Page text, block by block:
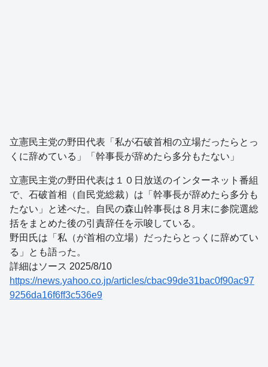
立憲民主党の野田代表「私が石破首相の立場だったらとっ
くに辞めている」「幹事長が辞めたら多分もたない」
立憲民主党の野田代表は１０日放送のインターネット番組
で、石破首相（自民党総裁）は「幹事長が辞めたら多分も
たない」と述べた。自民の森山幹事長は８月末に参院選総
括をまとめた後の引責辞任を示唆している。
野田氏は「私（が首相の立場）だったらとっくに辞めてい
る」とも語った。
詳細はソース 2025/8/10
https://news.yahoo.co.jp/articles/cbac99de31bac0f90ac97
9256da16f6ff3c536e9